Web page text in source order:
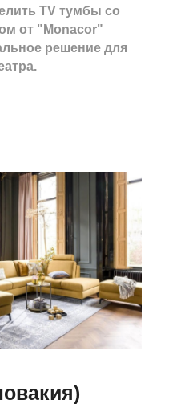
TV тумбы со
от "Monacor"
решение для